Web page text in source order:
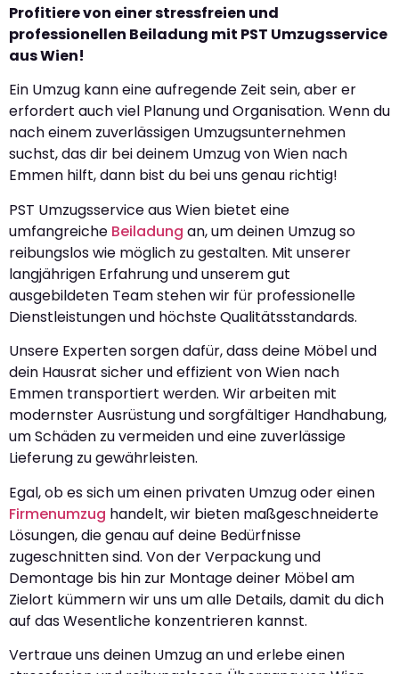
Profitiere von einer stressfreien und
professionellen Beiladung mit PST Umzugsservice
aus Wien!
Ein Umzug kann eine aufregende Zeit sein, aber er
erfordert auch viel Planung und Organisation. Wenn du
nach einem zuverlässigen Umzugsunternehmen
suchst, das dir bei deinem Umzug von Wien nach
Emmen hilft, dann bist du bei uns genau richtig!
PST Umzugsservice aus Wien bietet eine
umfangreiche Beiladung an, um deinen Umzug so
reibungslos wie möglich zu gestalten. Mit unserer
langjährigen Erfahrung und unserem gut
ausgebildeten Team stehen wir für professionelle
Dienstleistungen und höchste Qualitätsstandards.
Unsere Experten sorgen dafür, dass deine Möbel und
dein Hausrat sicher und effizient von Wien nach
Emmen transportiert werden. Wir arbeiten mit
modernster Ausrüstung und sorgfältiger Handhabung,
um Schäden zu vermeiden und eine zuverlässige
Lieferung zu gewährleisten.
Egal, ob es sich um einen privaten Umzug oder einen
Firmenumzug handelt, wir bieten maßgeschneiderte
Lösungen, die genau auf deine Bedürfnisse
zugeschnitten sind. Von der Verpackung und
Demontage bis hin zur Montage deiner Möbel am
Zielort kümmern wir uns um alle Details, damit du dich
auf das Wesentliche konzentrieren kannst.
Vertraue uns deinen Umzug an und erlebe einen